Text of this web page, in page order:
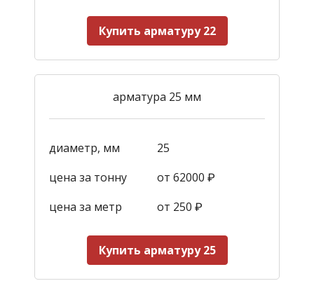
Купить арматуру 22
арматура 25 мм
диаметр, мм
25
цена за тонну
от 62000 ₽
цена за метр
от 250 ₽
Купить арматуру 25